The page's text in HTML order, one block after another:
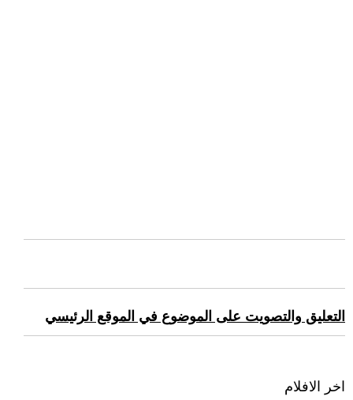
التعليق والتصويت على الموضوع في الموقع الرئيسي
اخر الافلام